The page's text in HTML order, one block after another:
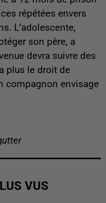
répétées envers
L’adolescente,
son père, a
devra suivre des
plus le droit de
compagnon envisage
VUS